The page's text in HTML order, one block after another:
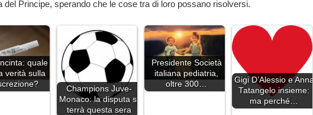
del Principe, sperando che le cose tra di loro possano risolversi.
quale
verità sulla
Champions Juve-
Monaco: la disputa si
terrà questa sera
Presidente Società
italiana pediatria,
oltre 300…
Gigi D’Alessio e Anna
Tatangelo insieme:
ma perché…